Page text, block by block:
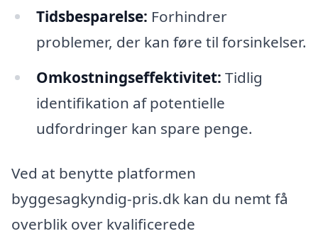
Tidsbesparelse: Forhindrer
problemer, der kan føre til forsinkelser.
Omkostningseffektivitet: Tidlig
identifikation af potentielle
udfordringer kan spare penge.
Ved at benytte platformen
byggesagkyndig-pris.dk kan du nemt få
overblik over kvalificerede